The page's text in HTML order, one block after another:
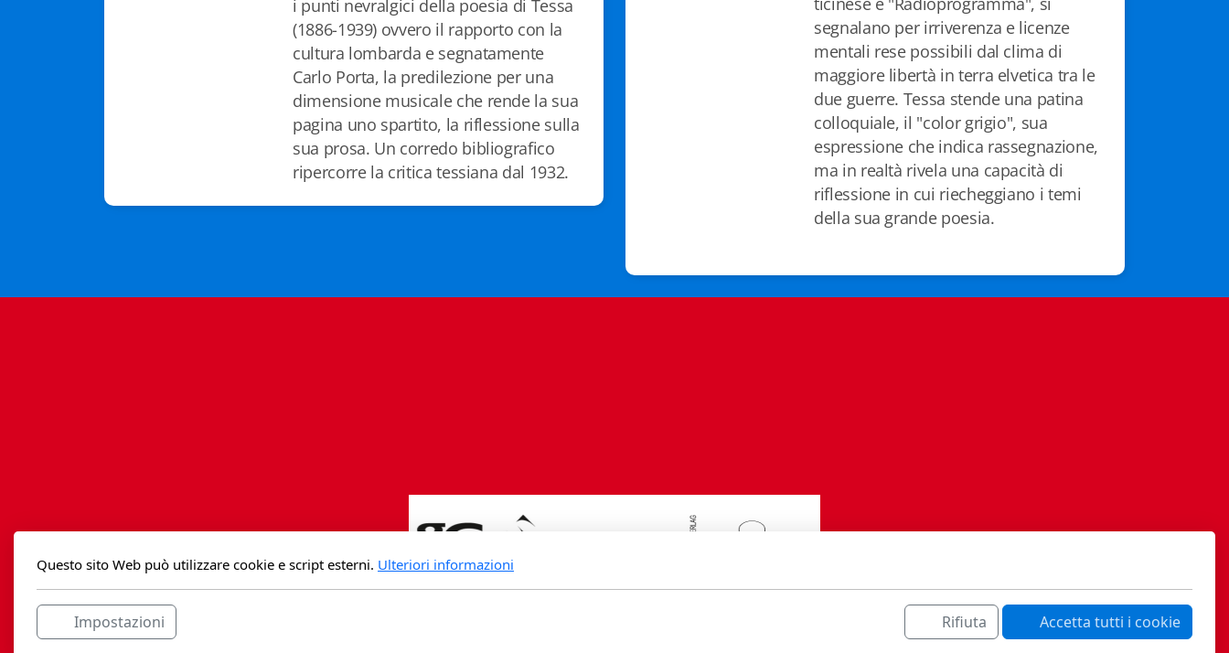
i punti nevralgici della poesia di Tessa
(1886-1939) ovvero il rapporto con la
cultura lombarda e segnatamente
Carlo Porta, la predilezione per una
dimensione musicale che rende la sua
pagina uno spartito, la riflessione sulla
sua prosa. Un corredo bibliografico
ripercorre la critica tessiana dal 1932.
segnalano per irriverenza e licenze
mentali rese possibili dal clima di
maggiore libertà in terra elvetica tra le
due guerre. Tessa stende una patina
colloquiale, il "color grigio", sua
espressione che indica rassegnazione,
ma in realtà rivela una capacità di
riflessione in cui riecheggiano i temi
della sua grande poesia.
Questo sito Web può utilizzare cookie e script esterni. Ulteriori informazioni
Impostazioni Rifiuta Accetta tutti i cookie